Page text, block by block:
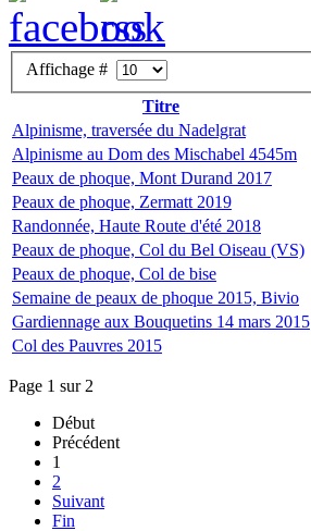
Affichage #
Titre
Alpinisme, traversée du Nadelgrat
Alpinisme au Dom des Mischabel 4545m
Peaux de phoque, Mont Durand 2017
Peaux de phoque, Zermatt 2019
Randonnée, Haute Route d'été 2018
Peaux de phoque, Col du Bel Oiseau (VS)
Peaux de phoque, Col de bise
Semaine de peaux de phoque 2015, Bivio
Gardiennage aux Bouquetins 14 mars 2015
Col des Pauvres 2015
Page 1 sur 2
Début
Précédent
1
2
Suivant
Fin